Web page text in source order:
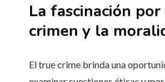
La fascinación
crimen y la
El true crime brinda una